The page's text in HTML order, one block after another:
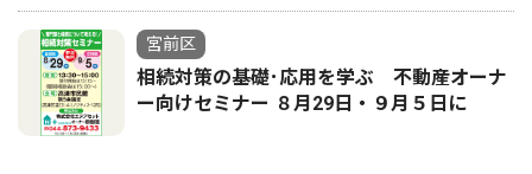
宮前区
相続対策の基礎･応用を学ぶ 不動産オーナ
ー向けセミナー ８月29日・９月５日に